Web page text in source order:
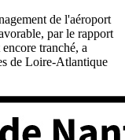
de l'aéroport
par le rapport
tranché, a
de Loire-Atlantique